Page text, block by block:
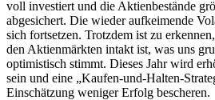
voll investiert und die Aktienbestände
abgesichert. Die wieder aufkeimende
sich fortsetzen. Trotzdem ist zu
den Aktienmärkten intakt ist, was uns
optimistisch stimmt. Dieses Jahr wird
sein und eine „Kaufen-und-Halten-
Einschätzung weniger Erfolg bescheren.